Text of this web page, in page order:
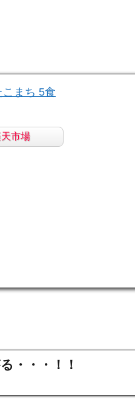
まち 5食
市場
・・・！！